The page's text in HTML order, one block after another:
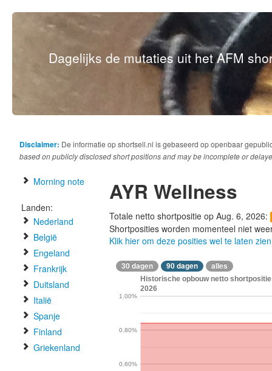
Dagelijks de mutaties uit het AFM
Disclaimer: De informatie op shortsell.nl is gebaseerd op openbaar
based on publicly disclosed short positions and may be incomplete or
Morning note
Landen:
Nederland
België
Engeland
Frankrijk
Duitsland
Italië
Spanje
Finland
Griekenland
AYR Wellness
Totale netto shortpositie op Aug. 6, 2026:
Shortposities worden momenteel niet
Klik hier om deze posities wel te laten zien
30 dagen 90 dagen alles
Historische opbouw netto
2026
0.60%
0.80%
1.00%